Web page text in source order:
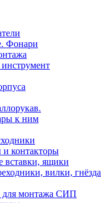
Фонари
к ним
и контакторы
вставки, ящики
вилки, гнёзда
для монтажа СИП